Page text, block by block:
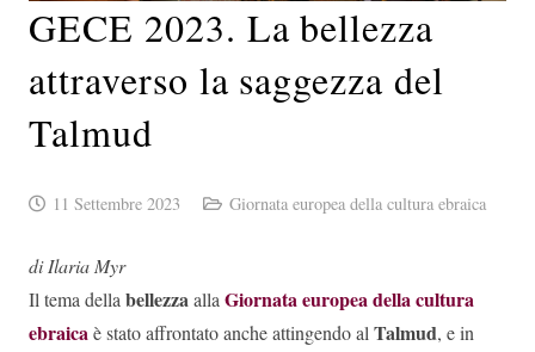
GECE 2023. La bellezza
attraverso la saggezza del
Talmud
11 Settembre 2023 Giornata europea della cultura ebraica
di Ilaria Myr
Il tema dellabellezzaallaGiornata europea della cultura
ebraicaè stato affrontato anche attingendo alTalmud, e in